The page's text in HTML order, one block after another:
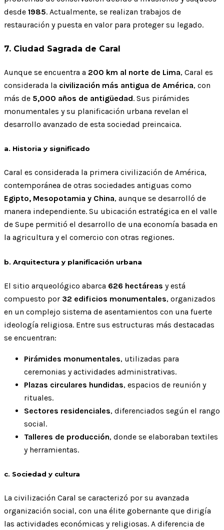
desde 1985. Actualmente, se realizan trabajos de
restauración y puesta en valor para proteger su legado.
7. Ciudad Sagrada de Caral
Aunque se encuentra a 200 km al norte de Lima, Caral es
considerada la civilización más antigua de América, con
más de 5,000 años de antigüedad. Sus pirámides
monumentales y su planificación urbana revelan el
desarrollo avanzado de esta sociedad preincaica.
a. Historia y significado
Caral es considerada la primera civilización de América,
contemporánea de otras sociedades antiguas como
Egipto, Mesopotamia y China, aunque se desarrolló de
manera independiente. Su ubicación estratégica en el valle
de Supe permitió el desarrollo de una economía basada en
la agricultura y el comercio con otras regiones.
b. Arquitectura y planificación urbana
El sitio arqueológico abarca 626 hectáreas y está
compuesto por 32 edificios monumentales, organizados
en un complejo sistema de asentamientos con una fuerte
ideología religiosa. Entre sus estructuras más destacadas
se encuentran:
Pirámides monumentales, utilizadas para
ceremonias y actividades administrativas.
Plazas circulares hundidas, espacios de reunión y
rituales.
Sectores residenciales, diferenciados según el rango
social.
Talleres de producción, donde se elaboraban textiles
y herramientas.
c. Sociedad y cultura
La civilización Caral se caracterizó por su avanzada
organización social, con una élite gobernante que dirigía
las actividades económicas y religiosas. A diferencia de